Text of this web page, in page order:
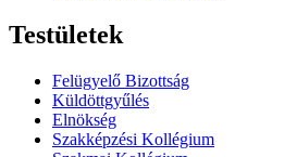
Testületek
Felügyelő Bizottság
Küldöttgyűlés
Elnökség
Szakképzési Kollégium